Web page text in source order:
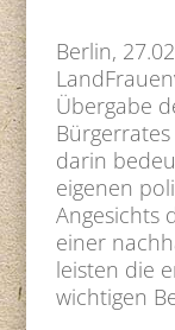
Berlin,
Übergabe
darin
eigenen
Angesichts
einer
leisten die
wichtigen